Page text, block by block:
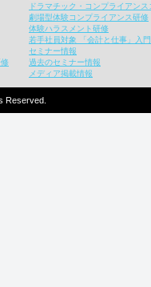
ドラマチック・コンプライアン
劇場型体験コンプライアンス研修
体験ハラスメント研修
若手社員対象 「会計と仕事」入
セミナー情報
過去のセミナー情報
メディア掲載情報
Reserved.